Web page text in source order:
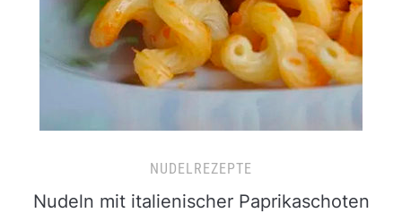
NUDELREZEPTE
Nudeln mit italienischer Paprikaschoten